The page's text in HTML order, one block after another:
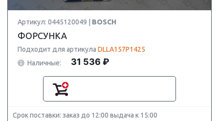
Артикул: 0445120049 | BOSCH
ФОРСУНКА
Подходит для артикула DLLA157P1425
Наличные:
31 536 ₽
Срок поставки: заказ до 12:00 выдача к 15:00